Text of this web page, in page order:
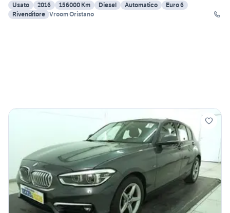
Usato
2016 156000 Km Diesel Automatico
Euro 6
Rivenditore Vroom Oristano